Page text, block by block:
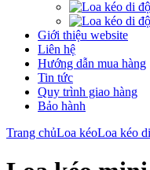
Giới thiệu website
Liên hệ
Hướng dẫn mua hàng
Tin tức
Quy trình giao hàng
Bảo hành
Trang chủLoa kéoLoa kéo